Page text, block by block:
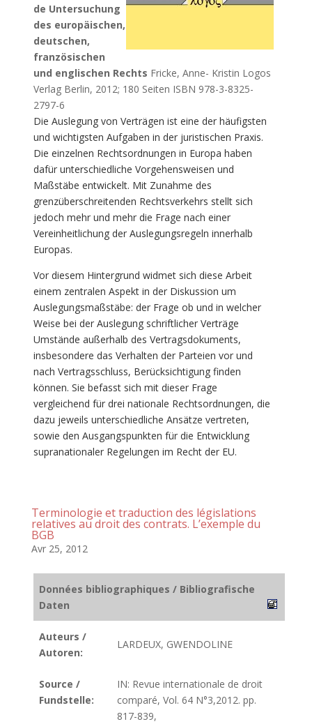
de Untersuchung
des europäischen,
deutschen,
französischen
und englischen Rechts Fricke, Anne- Kristin Logos
Verlag Berlin, 2012; 180 Seiten ISBN 978-3-8325-
2797-6
Die Auslegung von Verträgen ist eine der häufigsten
und wichtigsten Aufgaben in der juristischen Praxis.
Die einzelnen Rechtsordnungen in Europa haben
dafür unterschiedliche Vorgehensweisen und
Maßstäbe entwickelt. Mit Zunahme des
grenzüberschreitenden Rechtsverkehrs stellt sich
jedoch mehr und mehr die Frage nach einer
Vereinheitlichung der Auslegungsregeln innerhalb
Europas.
Vor diesem Hintergrund widmet sich diese Arbeit
einem zentralen Aspekt in der Diskussion um
Auslegungsmaßstäbe: der Frage ob und in welcher
Weise bei der Auslegung schriftlicher Verträge
Umstände außerhalb des Vertragsdokuments,
insbesondere das Verhalten der Parteien vor und
nach Vertragsschluss, Berücksichtigung finden
können. Sie befasst sich mit dieser Frage
vergleichend für drei nationale Rechtsordnungen, die
dazu jeweils unterschiedliche Ansätze vertreten,
sowie den Ausgangspunkten für die Entwicklung
supranationaler Regelungen im Recht der EU.
Terminologie et traduction des législations
relatives au droit des contrats. L’exemple du
BGB
Avr 25, 2012
Données bibliographiques / Bibliografische
Daten
Auteurs /
Autoren:
LARDEUX, GWENDOLINE
Source /
Fundstelle:
IN: Revue internationale de droit
comparé, Vol. 64 N°3,2012. pp.
817-839,